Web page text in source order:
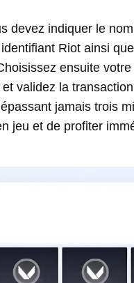
devez indiquer le
Riot ainsi
ensuite
validez la
jamais trois
jeu et de profiter